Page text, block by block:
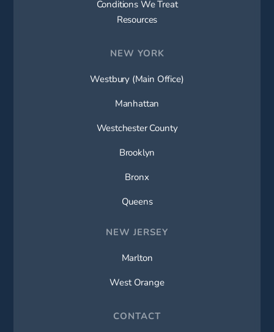
Conditions We Treat
Resources
NEW YORK
Westbury (Main Office)
Manhattan
Westchester County
Brooklyn
Bronx
Queens
NEW JERSEY
Marlton
West Orange
CONTACT